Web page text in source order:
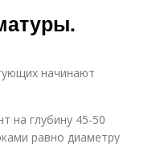
начинают
на глубину 45-50
равно диаметру